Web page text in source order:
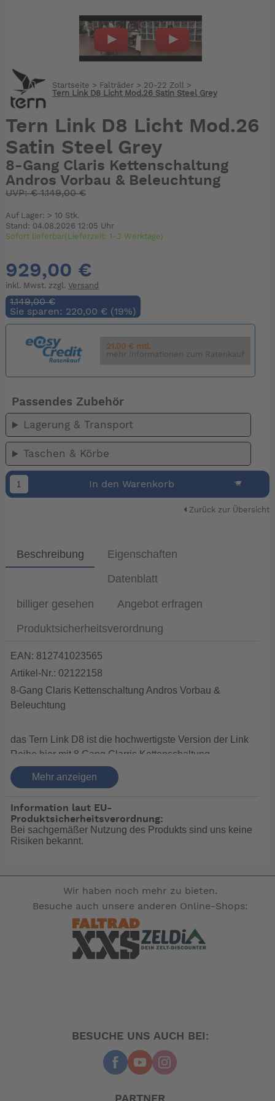
Startseite > Falträder> 20-22 Zoll
>
Tern Link D8 Licht Mod.26 Satin Steel Grey
Tern Link D8 Licht Mod.26
Satin Steel Grey
8-Gang Claris Kettenschaltung
Andros Vorbau & Beleuchtung
UVP:€1.149,00 €
Auf Lager: > 10 Stk.
Stand: 04.08.2026 12:05 Uhr
Sofort lieferbar(Lieferzeit: 1-3 Werktage)
929,00 €
inkl. Mwst. zzgl. Versand
1.149,00 €
Sie sparen: 220,00 € (19%)
21.00 € mtl.
mehr Informationen zum Ratenkauf
Passendes Zubehör
Lagerung & Transport
Taschen & Körbe
In den Warenkorb
Zurück zur Übersicht
Beschreibung Eigenschaften
Datenblatt
billiger gesehen Angebot erfragen
Produktsicherheitsverordnung
EAN: 812741023565
Artikel-Nr.: 02122158
8-Gang Claris Kettenschaltung Andros Vorbau &
Beleuchtung
das Tern Link D8 ist die hochwertigste Version der Link
Reihe hier mit 8 Gang Clarris Kettenschaltung
Vorteile auf einen Blick:
1. Andros Vorbau- so kann man verschiedene
Sitzpositionen ohne Werkzeug in Sekunden ändern.
2.Gepäckträger(25kg) auch für Satteltaschen
seitlich(bei allen anderen Trägern kommt man sonst mit
5. Hohlkammerfelgen mit SAPIM Speichen und
Schwalbe Big Apple Markenreifen.
viele Entwicklungen in Richtung mehr Tragbarkeit. Auch
beim Fahrrad ist das nicht anders. Als funktionelles
Mehr anzeigen
Information laut EU-
Produktsicherheitsverordnung:
Bei sachgemäßer Nutzung des Produkts sind uns keine
Risiken bekannt.
Wir haben noch mehr zu bieten.
Besuche auch unsere anderen Online-Shops:
BESUCHE UNS AUCH BEI: